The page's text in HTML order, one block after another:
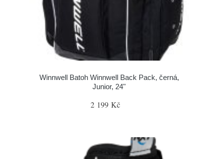
Winnwell Batoh Winnwell Back Pack, černá,
Junior, 24"
2 199 Kč